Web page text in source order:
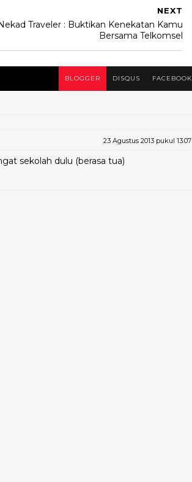
NEXT
Traveler : Buktikan Kenekatan Kamu
Bersama Telkomsel
BLOGGER DISQUS FACEBOOK
23 Agustus 2013 pukul 13.07
sekolah dulu (berasa tua)